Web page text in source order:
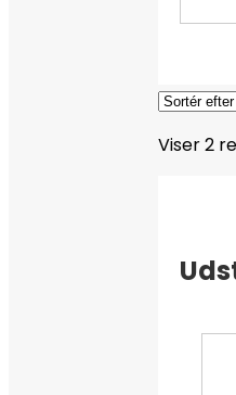
Viser 2